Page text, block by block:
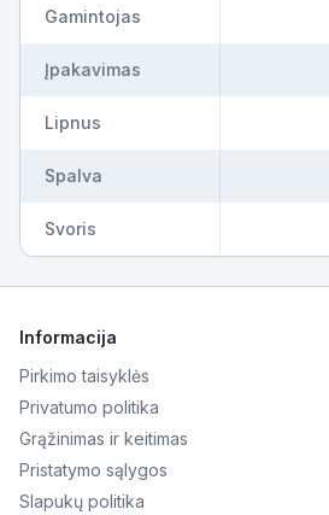
Gamintojas
Įpakavimas
Lipnus
Spalva
Svoris
Informacija
Pirkimo taisyklės
Privatumo politika
Grąžinimas ir keitimas
Pristatymo sąlygos
Slapukų politika